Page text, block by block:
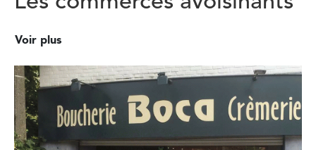
Voir plus